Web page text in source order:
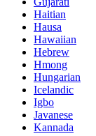
Haitian
Hausa
Hawaiian
Hebrew
Hmong
Hungarian
Icelandic
Igbo
Javanese
Kannada